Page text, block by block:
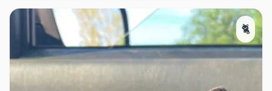
🐈